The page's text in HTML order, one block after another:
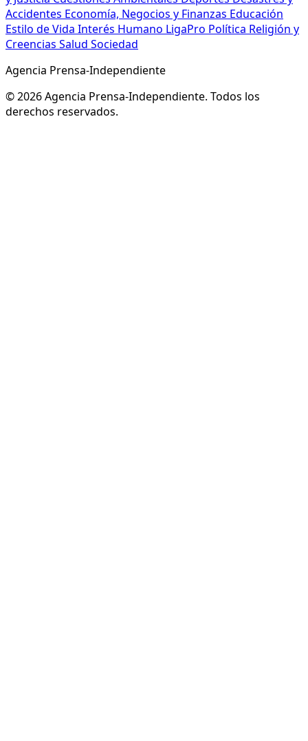
Accidentes Economía, Negocios y Finanzas Educación
Estilo de Vida Interés Humano LigaPro Política Religión y
Creencias Salud Sociedad
Agencia Prensa-Independiente
© 2026 Agencia Prensa-Independiente. Todos los
derechos reservados.